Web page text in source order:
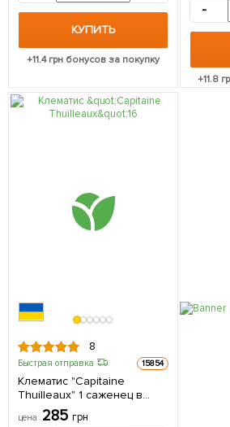
КУПИТЬ
+11.4грн бонусов за покупку
-
+11.8
8
Быстрая отправка 15854
Клематис "Capitaine
Thuilleaux" 1 саженец в
упаковке
цена 285 грн